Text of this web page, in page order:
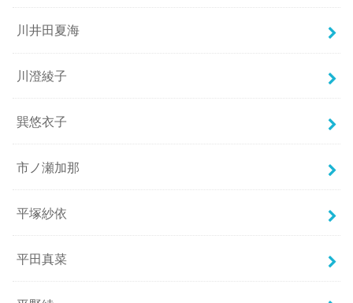
川井田夏海
川澄綾子
巽悠衣子
市ノ瀬加那
平塚紗依
平田真菜